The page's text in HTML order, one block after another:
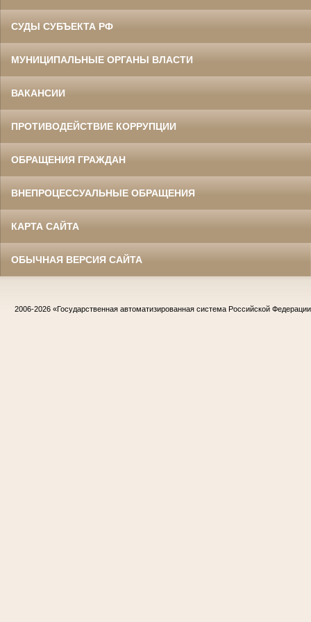
СУДЫ СУБЪЕКТА РФ
МУНИЦИПАЛЬНЫЕ ОРГАНЫ ВЛАСТИ
ВАКАНСИИ
ПРОТИВОДЕЙСТВИЕ КОРРУПЦИИ
ОБРАЩЕНИЯ ГРАЖДАН
ВНЕПРОЦЕССУАЛЬНЫЕ ОБРАЩЕНИЯ
КАРТА САЙТА
ОБЫЧНАЯ ВЕРСИЯ САЙТА
2006-2026 «Государственная автоматизированная система Российской